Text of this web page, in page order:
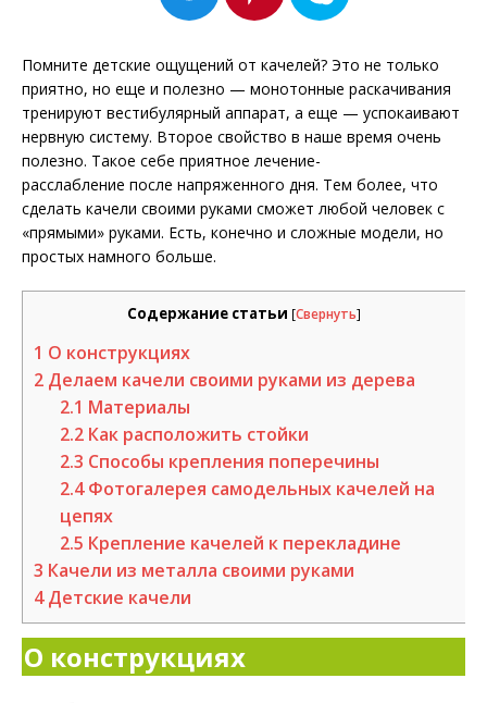
Помните детские ощущений от качелей? Это не только
приятно, но еще и полезно — монотонные раскачивания
тренируют вестибулярный аппарат, а еще — успокаивают
нервную систему. Второе свойство в наше время очень
полезно. Такое себе приятное лечение-
расслабление после напряженного дня. Тем более, что
сделать качели своими руками сможет любой человек с
«прямыми» руками. Есть, конечно и сложные модели, но
простых намного больше.
Содержание статьи [Свернуть]
1 О конструкциях
2 Делаем качели своими руками из дерева
2.1 Материалы
2.2 Как расположить стойки
2.3 Способы крепления поперечины
2.4Фотогалерея самодельных качелей на
цепях
2.5 Крепление качелей к перекладине
3 Качели из металла своими руками
4Детские качели
О конструкциях